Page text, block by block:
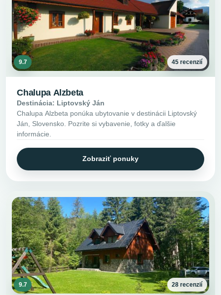
9.7 45 recenzií
Chalupa Alzbeta
Destinácia: Liptovský Ján
Chalupa Alzbeta ponúka ubytovanie v destinácii Liptovský
Ján, Slovensko. Pozrite si vybavenie, fotky a ďalšie
informácie.
Zobraziť ponuky
9.7 28 recenzií